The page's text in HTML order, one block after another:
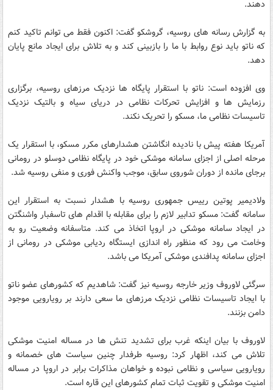
دهند.
به گزارش رسانه های روسیه، گروشکو گفت: اکنون فقط می توانم تاکید کنم
که ناتو باید نوع روابط با ما را بازبینی کند و به تلاش برای ایجاد مانع پایان
دهد.
وی افزوده است: ناتو با استقرار پایگاه ها نزدیک مرزهای روسیه، برگزاری
رزمایش ها و افزایش تحرکات نظامی در دریای سیاه و بالتیک نزدیک
تاسیسات نظامی ما، مسکو را تحریک نکند.
آمریکا هفته پیش با نادیده انگاشتن هشدارهای مکرر مسکو، با استقرار یک
مرحله اصلی از اجزای سامانه موشکی خود در پایگاه نظامی دوسلو در رومانی
برجای مانده از دوران شوروی سابق، موجب واکنش فوری و منفی روسیه شد.
ولادیمیر پوتین رییس جمهوری روسیه با هشدار نسبت به استقرار این
سامانه گفت: مسکو تدابیر لازم را برای مقابله با اقدام های تاسفبار واشنگتن
در ایجاد سامانه موشکی در اروپا اتخاذ می کند. متاسفانه وضعیت رو به
وخامت می رود که منظور راه اندازی ایستگاه ردیابی موشکی در رومانی از
اجزای سامانه پدافندی موشکی آمریکا می باشد.
سرگئی لاوروف وزیر خارجه روسیه نیز گفت: شاهدیم که کشورهای عضو ناتو
با ایجاد تاسیسات نظامی نزدیک مرزهای ما سعی دارند بر رویارویی موجود
دامن بزنند.
لاوروف با بیان اینکه غرب برای تشدید تنش ها در مساله امنیت موشکی
تلاش می کند، اظهار کرد: روسیه طرفدار چنین سیاست های خصمانه و
رویارویی سیاسی و نظامی نبوده و خواهان مذاکرات برابر در اروپا در مساله
امنیت موشکی و تقویت ثبات تمام کشورهای این قاره است.